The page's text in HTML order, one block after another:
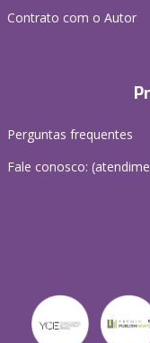
Contrato com o Autor
Perguntas frequentes
Fale conosco: